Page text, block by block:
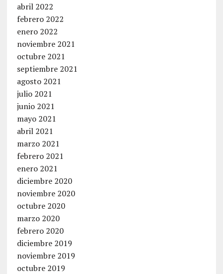
abril 2022
febrero 2022
enero 2022
noviembre 2021
octubre 2021
septiembre 2021
agosto 2021
julio 2021
junio 2021
mayo 2021
abril 2021
marzo 2021
febrero 2021
enero 2021
diciembre 2020
noviembre 2020
octubre 2020
marzo 2020
febrero 2020
diciembre 2019
noviembre 2019
octubre 2019